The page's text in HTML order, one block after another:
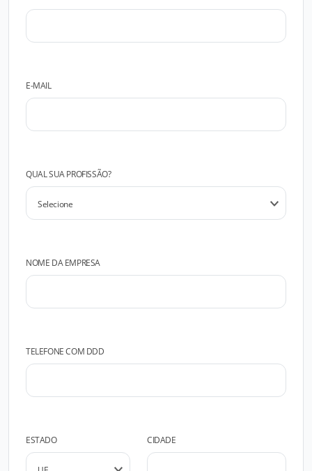
E-MAIL
QUAL SUA PROFISSÃO?
NOME DA EMPRESA
TELEFONE COM DDD
ESTADO CIDADE